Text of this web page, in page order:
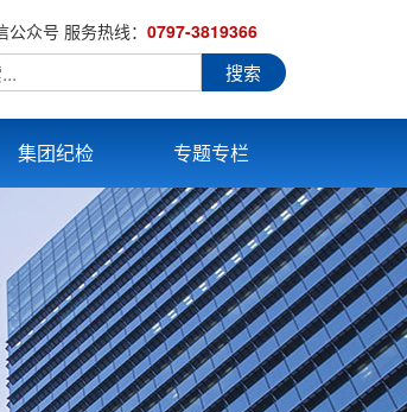
公众号 服务热线：0797-3819366
搜索
集团纪检 专题专栏